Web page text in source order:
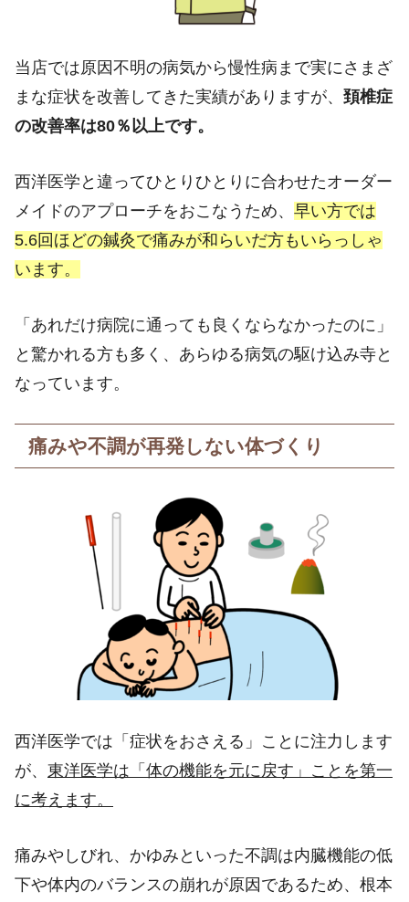
当店では原因不明の病気から慢性病まで実にさまざ
まな症状を改善してきた実績がありますが、 頚椎症
の改善率は80％以上です。
西洋医学と違ってひとりひとりに合わせたオーダー
メイドのアプローチをおこなうため、 早い方では
5.6回ほどの鍼灸で痛みが和らいだ方もいらっしゃ
います。
「あれだけ病院に通っても良くならなかったのに」
と驚かれる方も多く、あらゆる病気の駆け込み寺と
なっています。
痛みや不調が再発しない体づくり
西洋医学では「症状をおさえる」ことに注力します
が、 東洋医学は「体の機能を元に戻す」ことを第一
に考えます。
痛みやしびれ、かゆみといった不調は内臓機能の低
下や体内のバランスの崩れが原因であるため、根本